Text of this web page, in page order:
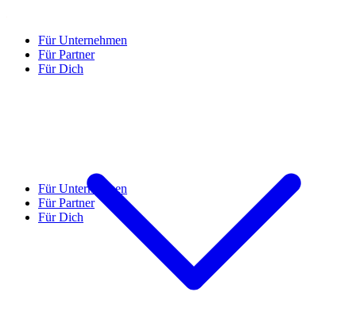
Für Unternehmen
Für Partner
Für Dich
Für Unternehmen
Für Partner
Für Dich